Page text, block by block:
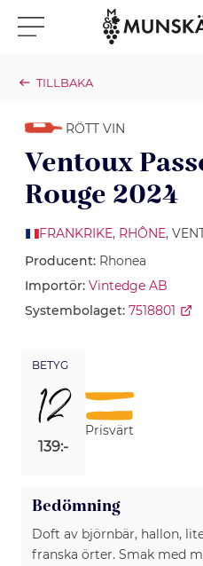
Klicka för meny
TILLBAKA
RÖTT VIN
Ventoux
Rouge 2024
FRANKRIKE, RHÔNE,
Producent: Rhonea
Importör: Vintedge AB
Systembolaget: 7518801
BETYG
12
139:-
Prisvärt
Bedömning
Doft av björnbär, hallon,
franska örter. Smak med